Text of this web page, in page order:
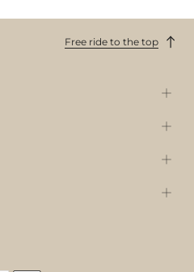
Free ride to the top